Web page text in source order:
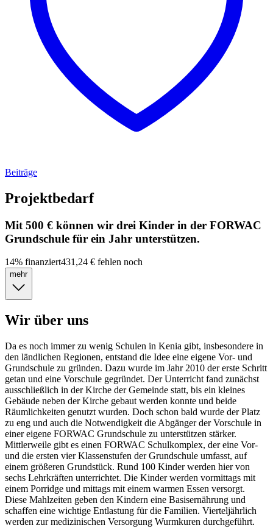
Beiträge
Projektbedarf
Mit 500 € können wir drei Kinder in der FORWAC
Grundschule für ein Jahr unterstützen.
14% finanziert431,24 € fehlen noch
mehr
Wir über uns
Da es noch immer zu wenig Schulen in Kenia gibt, insbesondere in
den ländlichen Regionen, entstand die Idee eine eigene Vor- und
Grundschule zu gründen. Dazu wurde im Jahr 2010 der erste Schritt
getan und eine Vorschule gegründet. Der Unterricht fand zunächst
ausschließlich in der Kirche der Gemeinde statt, bis ein kleines
Gebäude neben der Kirche gebaut werden konnte und beide
Räumlichkeiten genutzt wurden. Doch schon bald wurde der Platz
zu eng und auch die Notwendigkeit die Abgänger der Vorschule in
einer eigene FORWAC Grundschule zu unterstützen stärker.
Mittlerweile gibt es einen FORWAC Schulkomplex, der eine Vor-
und die ersten vier Klassenstufen der Grundschule umfasst, auf
einem größeren Grundstück. Rund 100 Kinder werden hier von
sechs Lehrkräften unterrichtet. Die Kinder werden vormittags mit
einem Porridge und mittags mit einem warmen Essen versorgt.
Diese Mahlzeiten geben den Kindern eine Basisernährung und
schaffen eine wichtige Entlastung für die Familien. Vierteljährlich
werden zur medizinischen Versorgung Wurmkuren durchgeführt.